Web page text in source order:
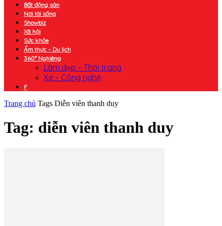
Bất động sản
Nơi tôi sống
Showbiz
Xã hội
Sức khỏe
Ẩm thực – Du lịch
360° Nghiêng
Làm đẹp – Thời trang
Xe – Công nghệ
F
Trang chủ Tags Diễn viên thanh duy
Tag: diễn viên thanh duy